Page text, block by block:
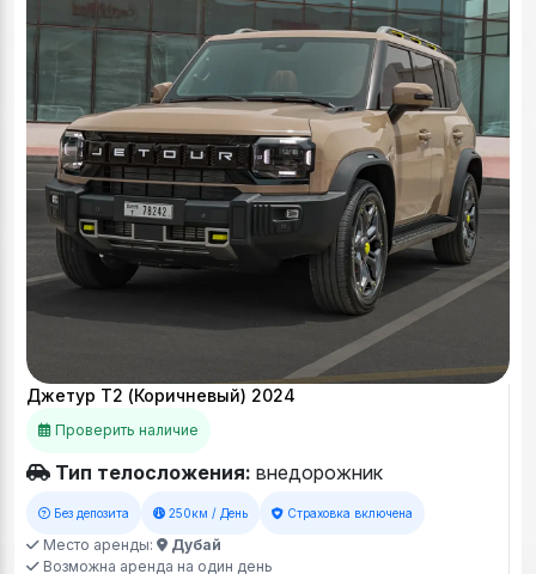
Джетур Т2 (Коричневый) 2024
Проверить наличие
Тип телосложения: внедорожник
Без депозита 250км / День Страховка включена
Место аренды:
Дубай
Возможна аренда на один день